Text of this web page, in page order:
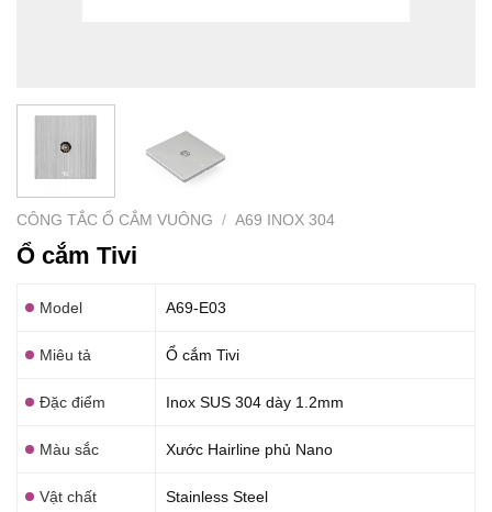
CÔNG TẮC Ổ CẮM VUÔNG / A69 INOX 304
Ổ cắm Tivi
Model A69-E03
Miêu tả Ổ cắm Tivi
Đặc điểm Inox SUS 304 dày 1.2mm
Màu sắc Xước Hairline phủ Nano
Vật chất Stainless Steel